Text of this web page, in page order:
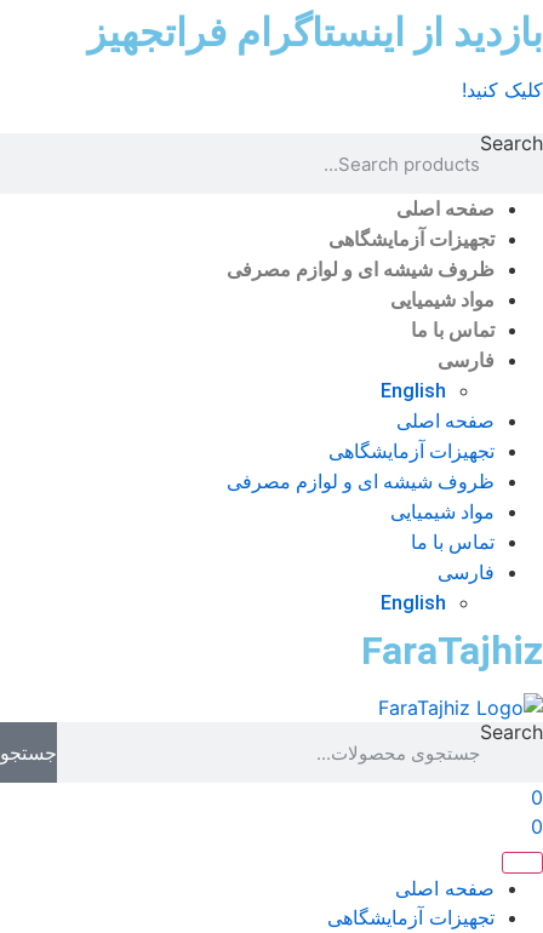
از اینستاگرام فراتجهیز
کنید!
صفحه اصلی
تجهیزات آزمایشگاهی
ظروف شیشه ای و لوازم مصرفی
مواد شیمیایی
تماس با ما
فارسی
English
صفحه اصلی
تجهیزات آزمایشگاهی
ظروف شیشه ای و لوازم مصرفی
مواد شیمیایی
تماس با ما
فارسی
English
جستجو
صفحه اصلی
تجهیزات آزمایشگاهی